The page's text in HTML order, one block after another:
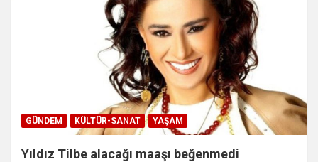
GÜNDEM KÜLTÜR-SANAT YAŞAM
Yıldız Tilbe alacağı maaşı beğenmedi